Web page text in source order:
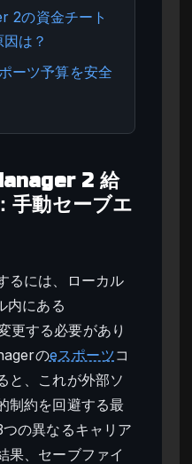
2の資金チート
は？
ーツ予算を安全
2 給
手動セーブエ
るには、ローカル
内にある
更する必要があり
のeスポーツコ
と、これが外部ソ
制約を回避する最
の異なるキャリア
果、セーブファイ